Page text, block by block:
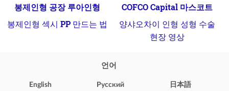
봉제인형 공장 루아인형
봉제인형 섹시 PP 만드는 법
COFCO Capital 마스코트
양샤오차이 인형 성형 수술
현장 영상
언어
English Pусский 日本語